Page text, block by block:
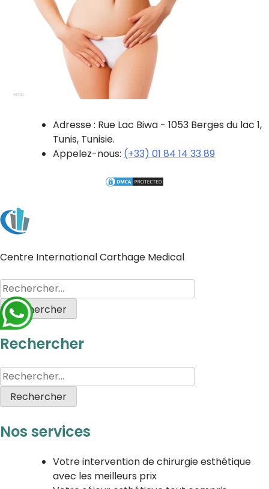
Adresse : Rue Lac Biwa - 1053 Berges du lac 1,
Tunis, Tunisie.
Appelez-nous: (+33) 01 84 14 33 89
Centre International Carthage Medical
Rechercher
Nos services
Votre intervention de chirurgie esthétique
avec les meilleurs prix